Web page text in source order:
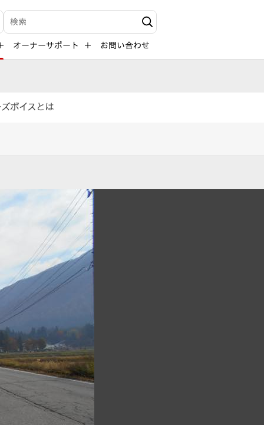
検索キーワード入力
オーナーサポート お問い合わせ
ボイスとは